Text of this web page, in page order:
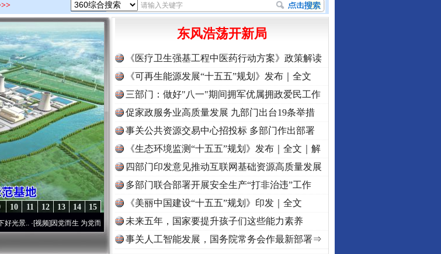
15
14
13
12
11
10
频]因党而生 为党而战——百年“纪”事⑧加强纪律..·[视频]牢记初心使命 奋进复兴征程丨“转折之城”激荡..
东风浩荡开新局
《医疗卫生强基工程中医药行动方案》政策解读
《可再生能源发展“十五五”规划》发布｜全文
三部门：做好"八一"期间拥军优属拥政爱民工作
促家政服务业高质量发展 九部门出台19条举措
事关公共资源交易中心招投标 多部门作出部署
《生态环境监测“十五五”规划》发布｜全文｜解
读
四部门印发意见推动互联网基础资源高质量发展
多部门联合部署开展安全生产“打非治违”工作
《美丽中国建设“十五五”规划》印发｜全文
未来五年，国家要提升孩子们这些能力素养
事关人工智能发展，国务院常务会作最新部署⇒